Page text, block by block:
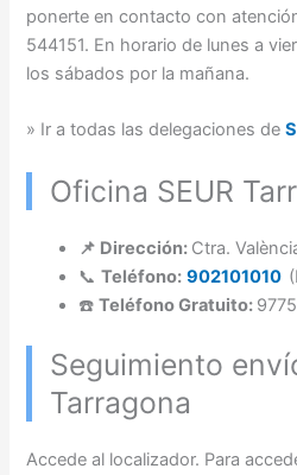
ponerte en contacto con
544151. En horario de lunes a
los sábados por la mañana.
» Ir a todas las delegaciones de
Oficina SEUR
📌 Dirección: Ctra.
📞Teléfono: 902101010
☎️Teléfono Gratuito:
Seguimiento
Tarragona
Accede al localizador. Para